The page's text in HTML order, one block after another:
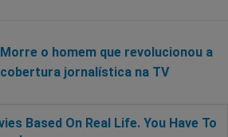
Morre o homem que revolucionou a
cobertura jornalística na TV